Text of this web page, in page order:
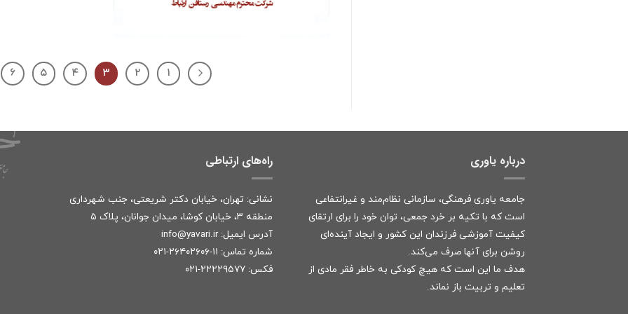
۱ ۲ ۳ ۴ ۵ ۶
درباره یاوری
جامعه یاوری فرهنگی، سازمانی نظام‌مند و غیرانتفاعی
است که با تکیه بر خرد جمعی، توان خود را برای ارتقای
کیفیت آموزشی فرزندان این کشور و ایجاد آینده‌ای
روشن برای آنها صرف می‌کند.
هدف ما این است که هیچ کودکی به خاطر فقر مادی از
تعلیم و تربیت باز نماند.
راه‌های ارتباطی
نشانی: تهران، خیابان دکتر شریعتی، جنب شهرداری
منطقه ۳، خیابان کوشا، میدان جوانان، پلاک ۵
آدرس ایمیل: info@yavari.ir
شماره تماس: ۱۱-۲۶۴۰۲۶۰۶-۰۲۱
فکس: ۲۲۲۲۹۵۷۷-۰۲۱